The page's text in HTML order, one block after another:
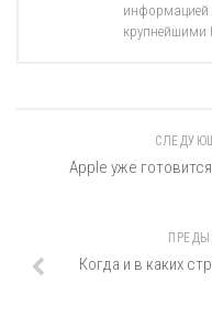
информацией
крупнейшими
Apple уже
Когда и в каких